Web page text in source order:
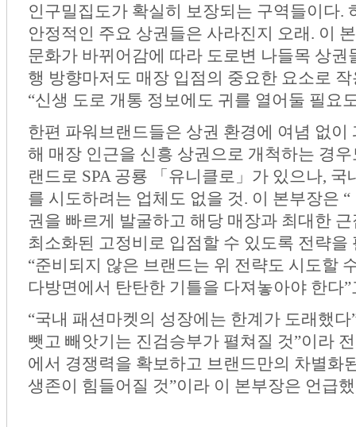
인구밀집도가 확실히 보장되는 구역들이다.
안정적인 주요 상권들은 사라진지 오래. 이
문화가 바뀌어감에 따라 도로변 나들목 상
행 방향마저도 매장 입점의 중요한 요소로
“신생 도로 개통 정보에도 귀를 열어둘 필요
한편 파워브랜드들은 상권 환경에 여념 없
해 매장 인근을 신흥 상권으로 개척하는 경
랜드로 SPA 공룡 「유니클로」가 있으나,
를 시도하려는 업체도 없을 것. 이 본부장은
권을 빠르게 발굴하고 해당 매장과 최대한
최소화된 고정비로 입점할 수 있도록 전략을
“준비되지 않은 브랜드는 위 전략도 시도할
다방면에서 탄탄한 기틀을 다져놓아야 한다
“국내 패션마켓의 성장에는 한계가 도래했
뺏고 빼앗기는 진검승부가 펼쳐질 것”이라
에서 경쟁력을 확보하고 브랜드만의 차별화
생존이 힘들어질 것”이라 이 본부장은 언급